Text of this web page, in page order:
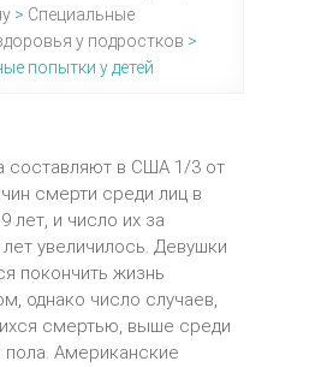
> Специальные
у подростков >
попытки у детей
составляют в США 1/3 от
смерти среди лиц в
лет, и число их за
увеличилось. Девушки
покончить жизнь
однако число случаев,
смертью, выше среди
Американские